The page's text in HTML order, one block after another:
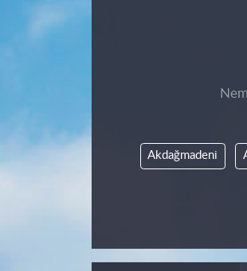
Akdağmadeni